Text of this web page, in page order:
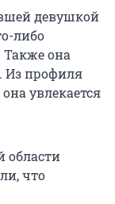
девушкой
либо
Также она
Из профиля
увлекается
области
что